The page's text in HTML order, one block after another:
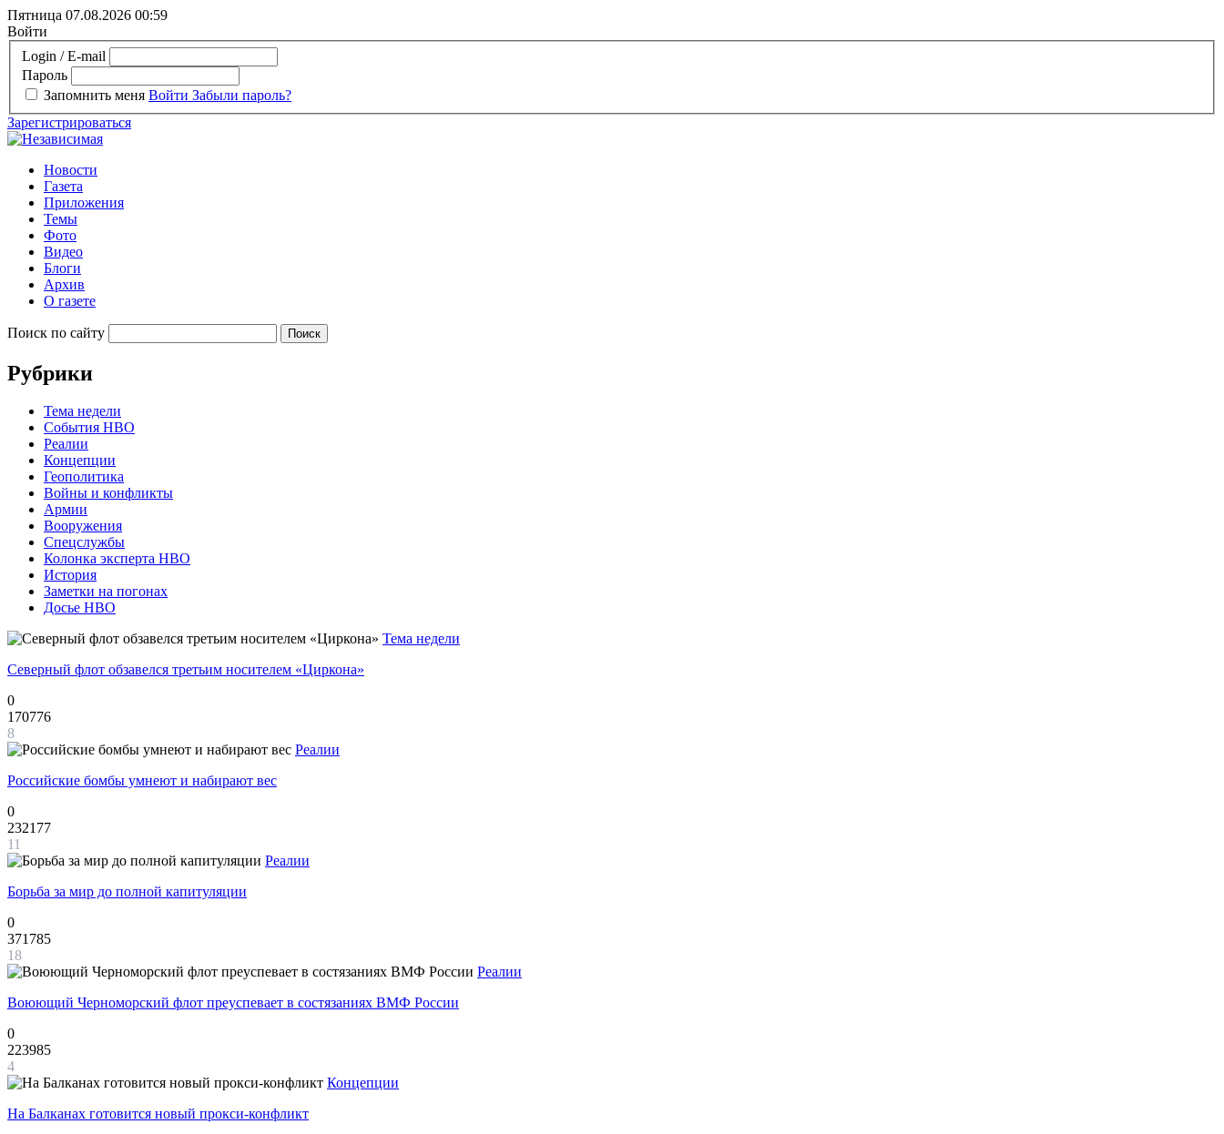
Пятница 07.08.2026 00:59
Войти
Login / E-mail
Пароль
Запомнить меня Войти Забыли пароль?
Зарегистрироваться
Новости
Газета
Приложения
Темы
Фото
Видео
Блоги
Архив
О газете
Поиск по сайту
Рубрики
Тема недели
События НВО
Реалии
Концепции
Геополитика
Войны и конфликты
Армии
Вооружения
Спецслужбы
Колонка эксперта НВО
История
Заметки на погонах
Досье НВО
Тема недели
Северный флот обзавелся третьим носителем «Циркона»
0
170776
8
Реалии
Российские бомбы умнеют и набирают вес
0
232177
11
Реалии
Борьба за мир до полной капитуляции
0
371785
18
Реалии
Воюющий Черноморский флот преуспевает в состязаниях ВМФ России
0
223985
4
Концепции
На Балканах готовится новый прокси-конфликт